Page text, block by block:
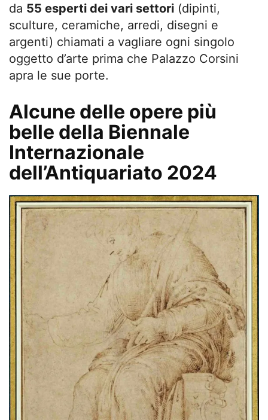
da 55 esperti dei vari settori (dipinti,
sculture, ceramiche, arredi, disegni e
argenti) chiamati a vagliare ogni singolo
oggetto d’arte prima che Palazzo Corsini
apra le sue porte.
Alcune delle opere più
belle della Biennale
Internazionale
dell’Antiquariato 2024